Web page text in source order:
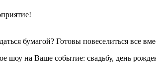
бумагой? Готовы повеселиться все
шоу на Ваше событие: свадьбу, день